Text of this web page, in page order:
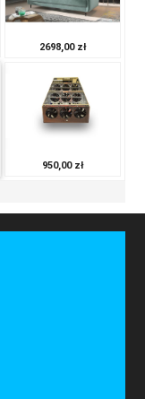
2698,00 zł
950,00 zł